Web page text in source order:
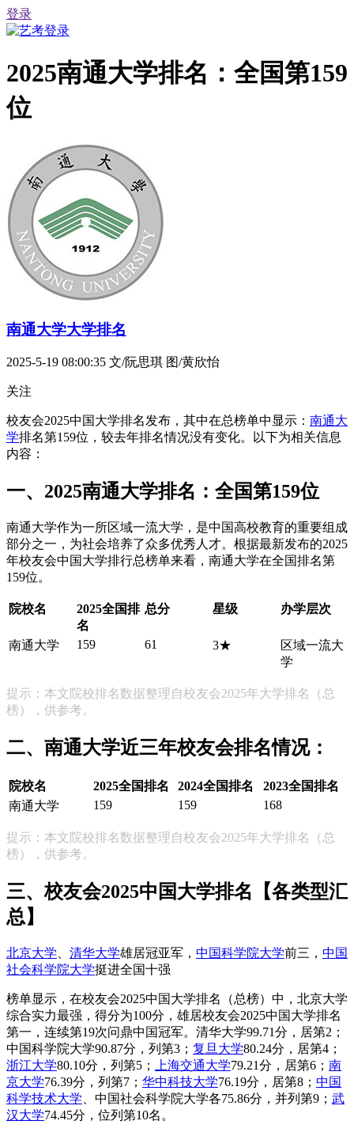
登录
2025南通大学排名：全国第159
位
南通大学大学排名
2025-5-19 08:00:35 文/阮思琪 图/黄欣怡
关注
校友会2025中国大学排名发布，其中在总榜单中显示： 南通大
学排名第159位，较去年排名情况没有变化。以下为相关信息
内容：
一、2025南通大学排名：全国第159位
南通大学作为一所区域一流大学，是中国高校教育的重要组成
部分之一，为社会培养了众多优秀人才。根据最新发布的2025
年校友会中国大学排行总榜单来看，南通大学在全国排名第
159位。
院校名
2025全国排
名
总分 星级 办学层次
南通大学 159 61 3★
区域一流大
学
提示：本文院校排名数据整理自校友会2025年大学排名（总
榜），供参考。
二、南通大学近三年校友会排名情况：
院校名 2025全国排名 2024全国排名
2023全国排名
南通大学
159 159 168
提示：本文院校排名数据整理自校友会2025年大学排名（总
榜），供参考。
三、校友会2025中国大学排名【各类型汇
总】
北京大学 清华大学雄居冠亚军， 中国科学院大学前三， 中国
社会科学院大学挺进全国十强
榜单显示，在校友会2025中国大学排名（总榜）中，北京大学
综合实力最强，得分为100分，雄居校友会2025中国大学排名
第一，连续第19次问鼎中国冠军。清华大学99.71分，居第2；
中国科学院大学90.87分，列第3； 复旦大学80.24分，居第4；
浙江大学80.10分，列第5； 上海交通大学79.21分，居第6； 南
京大学76.39分，列第7； 华中科技大学76.19分，居第8； 中国
科学技术大学 、中国社会科学院大学各75.86分，并列第9； 武
汉大学74.45分，位列第10名。